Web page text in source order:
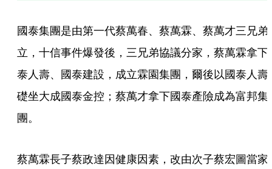
國泰集團是由第一代蔡萬春、蔡萬霖、蔡萬才三兄弟
立，十信事件爆發後，三兄弟協議分家，蔡萬霖拿下
泰人壽、國泰建設，成立霖園集團，爾後以國泰人壽
礎坐大成國泰金控；蔡萬才拿下國泰產險成為富邦集
團。
蔡萬霖長子蔡政達因健康因素，改由次子蔡宏圖當家